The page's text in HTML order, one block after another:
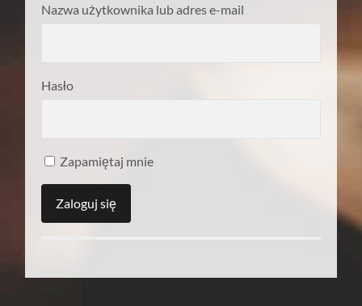
Nazwa użytkownika lub adres e-mail
Hasło
Zapamiętaj mnie